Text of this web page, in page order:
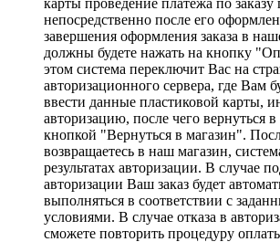
непосредственно после его
завершения оформления заказа в
должны будете нажать на кнопку
этом система переключит Вас на
авторизационного сервера, где Вам
ввести данные пластиковой карты,
авторизацию, после чего вернуться
кнопкой "Вернуться в магазин".
возвращаетесь в наш магазин,
результатах авторизации. В случае
авторизации Ваш заказ будет
выполняться в соответствии с
условиями. В случае отказа в
сможете повторить процедуру